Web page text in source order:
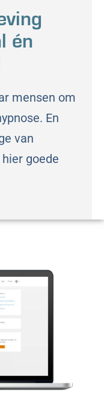
én
mensen om
En
van
goede